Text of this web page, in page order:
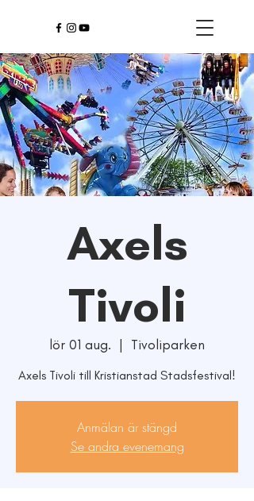
Axels
Tivoli
lör 01 aug.
  |
Tivoliparken
Axels Tivoli till Kristianstad Stadsfestival!
Anmälan är stängd
Se andra evenemang